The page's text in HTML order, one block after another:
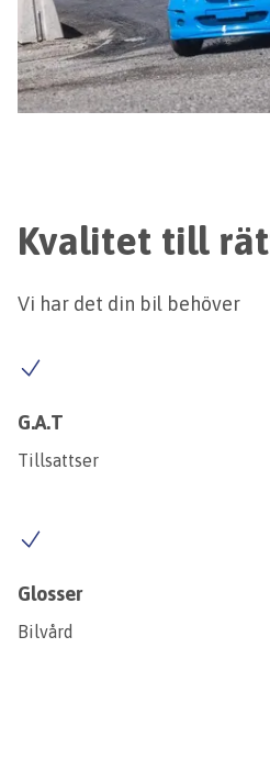
Kvalitet till
Vi har det din bil behöver
G.A.T
Tillsattser
Glosser
Bilvård